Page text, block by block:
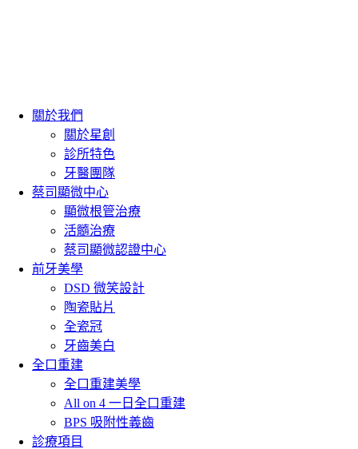
關於我們
關於星創
診所特色
牙醫團隊
蔡司顯微中心
顯微根管治療
活髓治療
蔡司顯微認證中心
前牙美學
DSD 微笑設計
陶瓷貼片
全瓷冠
牙齒美白
全口重建
全口重建美學
All on 4 一日全口重建
BPS 吸附性義齒
診療項目